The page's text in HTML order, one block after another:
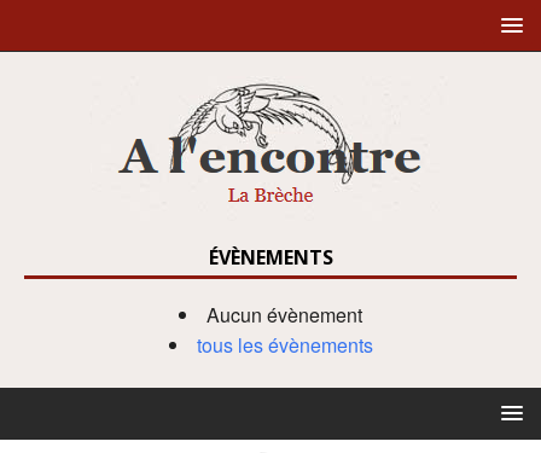
ÉVÈNEMENTS
Aucun évènement
tous les évènements